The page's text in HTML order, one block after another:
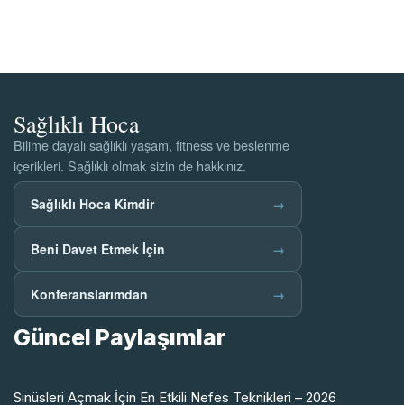
Sağlıklı Hoca
Bilime dayalı sağlıklı yaşam, fitness ve beslenme
içerikleri. Sağlıklı olmak sizin de hakkınız.
Sağlıklı Hoca Kimdir →
Beni Davet Etmek İçin →
Konferanslarımdan →
Güncel Paylaşımlar
Sinüsleri Açmak İçin En Etkili Nefes Teknikleri – 2026